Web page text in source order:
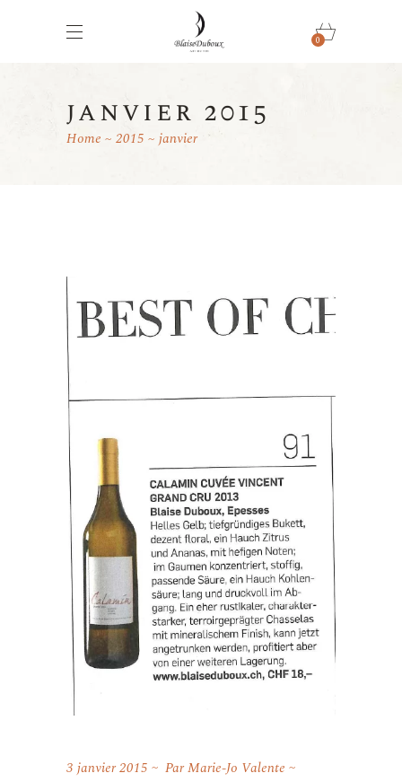
0
janvier 2015
Home 2015 janvier
3 janvier 2015 ParMarie-Jo Valente